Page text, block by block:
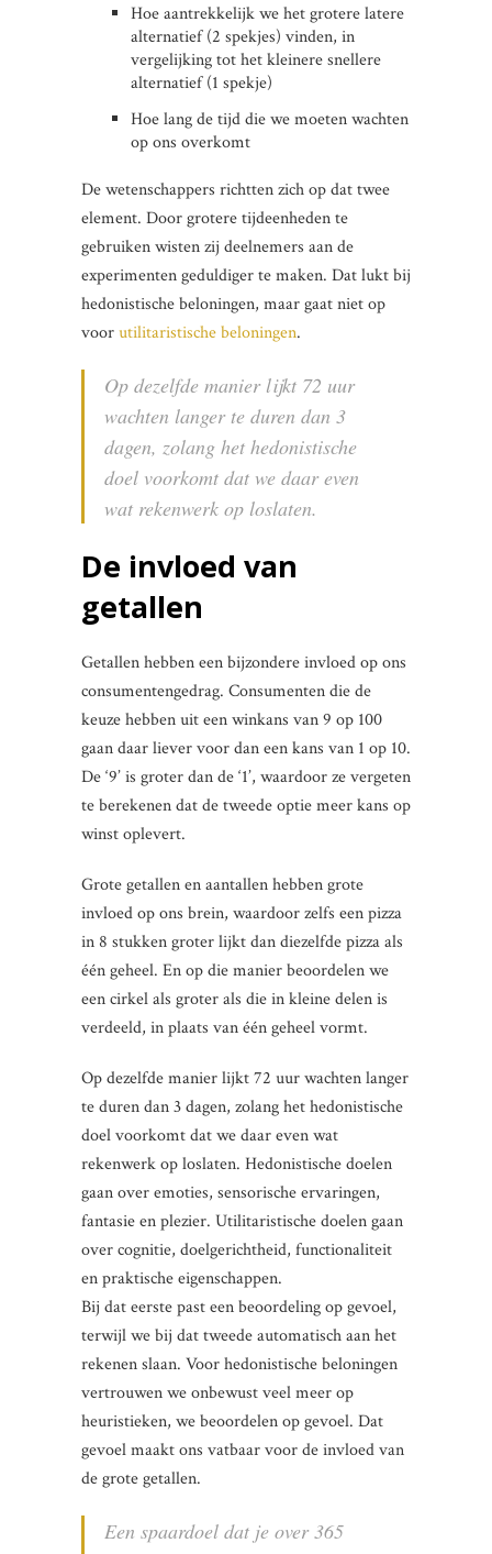
Hoe aantrekkelijk we het grotere latere
alternatief (2 spekjes) vinden, in
vergelijking tot het kleinere snellere
alternatief (1 spekje)
Hoe lang de tijd die we moeten wachten
op ons overkomt
De wetenschappers richtten zich op dat twee
element. Door grotere tijdeenheden te
gebruiken wisten zij deelnemers aan de
experimenten geduldiger te maken. Dat lukt bij
hedonistische beloningen, maar gaat niet op
voorutilitaristische beloningen.
Op dezelfde manier lijkt 72 uur
wachten langer te duren dan 3
dagen, zolang het hedonistische
doel voorkomt dat we daar even
wat rekenwerk op loslaten.
De invloed van
getallen
Getallen hebben een bijzondere invloed op ons
consumentengedrag. Consumenten die de
keuze hebben uit een winkans van 9 op 100
gaan daar liever voor dan een kans van 1 op 10.
De ‘9’ is groter dan de ‘1’, waardoor ze vergeten
te berekenen dat de tweede optie meer kans op
winst oplevert.
Grote getallen en aantallen hebben grote
invloed op ons brein, waardoor zelfs een pizza
in 8 stukken groter lijkt dan diezelfde pizza als
één geheel. En op die manier beoordelen we
een cirkel als groter als die in kleine delen is
verdeeld, in plaats van één geheel vormt.
Op dezelfde manier lijkt 72 uur wachten langer
te duren dan 3 dagen, zolang het hedonistische
doel voorkomt dat we daar even wat
rekenwerk op loslaten. Hedonistische doelen
gaan over emoties, sensorische ervaringen,
fantasie en plezier. Utilitaristische doelen gaan
over cognitie, doelgerichtheid, functionaliteit
en praktische eigenschappen.
Bij dat eerste past een beoordeling op gevoel,
terwijl we bij dat tweede automatisch aan het
rekenen slaan. Voor hedonistische beloningen
vertrouwen we onbewust veel meer op
heuristieken, we beoordelen op gevoel. Dat
gevoel maakt ons vatbaar voor de invloed van
de grote getallen.
Een spaardoel dat je over 365